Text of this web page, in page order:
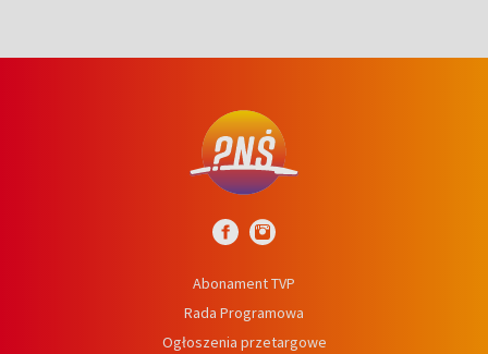
Abonament TVP
Rada Programowa
Ogłoszenia przetargowe